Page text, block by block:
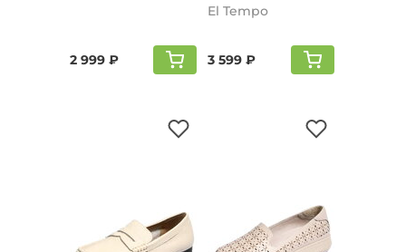
2 999 ₽
El Tempo
3 599 ₽